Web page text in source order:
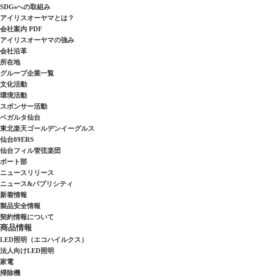
SDGsへの取組み
アイリスオーヤマとは？
会社案内 PDF
アイリスオーヤマの強み
会社沿革
所在地
グループ企業一覧
文化活動
環境活動
スポンサー活動
ベガルタ仙台
東北楽天ゴールデンイーグルス
仙台89ERS
仙台フィル管弦楽団
ボート部
ニュースリリース
ニュース&パブリシティ
新着情報
製品安全情報
契約情報について
商品情報
LED照明（エコハイルクス）
法人向けLED照明
家電
掃除機